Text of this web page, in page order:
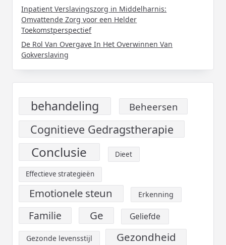
Inpatient Verslavingszorg in Middelharnis:
Omvattende Zorg voor een Helder
Toekomstperspectief
De Rol Van Overgave In Het Overwinnen Van
Gokverslaving
behandeling Beheersen
Cognitieve Gedragstherapie
Conclusie Dieet
Effectieve strategieën
Emotionele steun Erkenning
Familie Ge Geliefde
Gezonde levensstijl Gezondheid